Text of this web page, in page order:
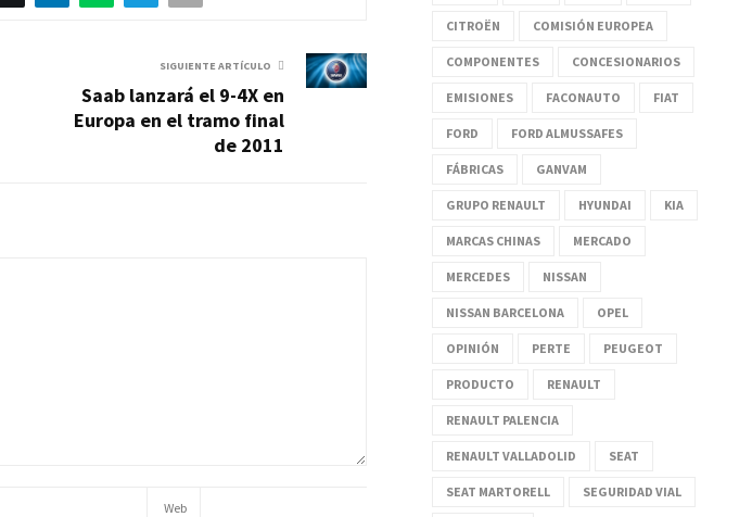
SIGUIENTE ARTÍCULO
Saab lanzará el 9-4X en
Europa en el tramo final
de 2011
CITROËN COMISIÓN EUROPEA
COMPONENTES CONCESIONARIOS
EMISIONES FACONAUTO FIAT
FORD FORD ALMUSSAFES
FÁBRICAS GANVAM
GRUPO RENAULT HYUNDAI KIA
MARCAS CHINAS MERCADO
MERCEDES NISSAN
NISSAN BARCELONA OPEL
OPINIÓN PERTE PEUGEOT
PRODUCTO RENAULT
RENAULT PALENCIA
RENAULT VALLADOLID SEAT
SEAT MARTORELL SEGURIDAD VIAL